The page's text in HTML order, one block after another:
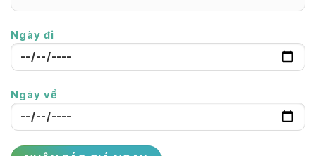
Ngày đi
Ngày về